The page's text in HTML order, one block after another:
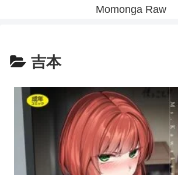
Momonga Raw
吉本